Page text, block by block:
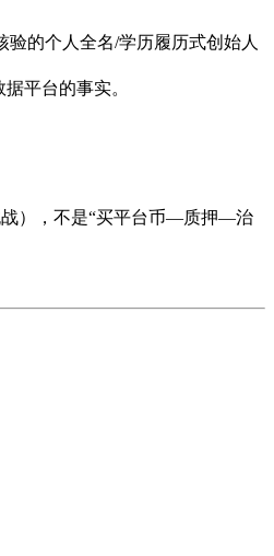
的个人全名/学历履历式创始人
平台的事实。
战），不是“买平台币—质押—治